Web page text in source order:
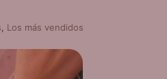
Los más vendidos